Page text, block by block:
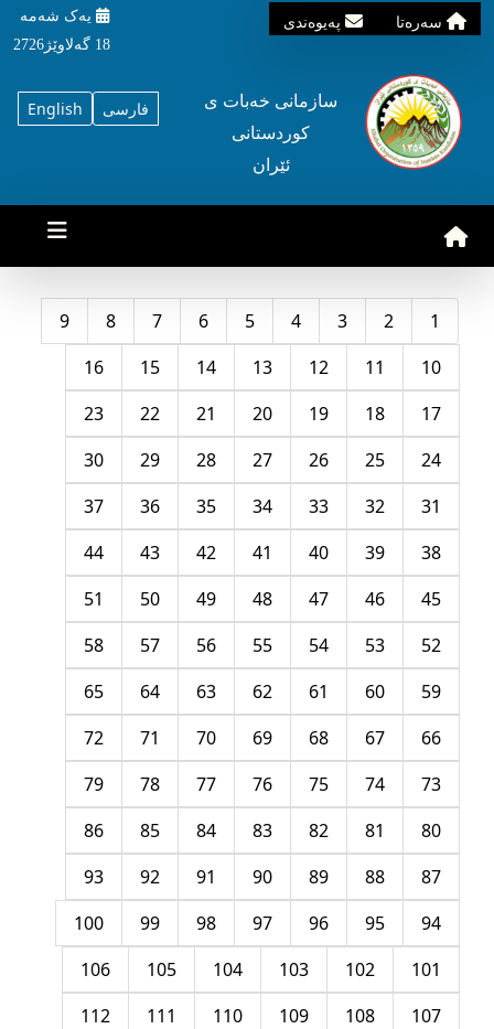
سه‌ره‌تا په‌یوه‌ندی
یه‌ک شه‌مه‌
18 گه‌لاوێژ2726
English فارسی
سازمانی خه‌بات ی
کوردستانی
ئێران
1
2
3
4
5
6
7
8
9
10
11
12
13
14
15
16
17
18
19
20
21
22
23
24
25
26
27
28
29
30
31
32
33
34
35
36
37
38
39
40
41
42
43
44
45
46
47
48
49
50
51
52
53
54
55
56
57
58
59
60
61
62
63
64
65
66
67
68
69
70
71
72
73
74
75
76
77
78
79
80
81
82
83
84
85
86
87
88
89
90
91
92
93
94
95
96
97
98
99
100
101
102
103
104
105
106
107
108
109
110
111
112